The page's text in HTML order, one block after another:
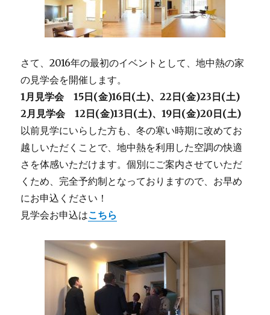
さて、2016年の最初のイベントとして、地中熱の家
の見学会を開催します。
1月見学会 15日(金)16日(土)、22日(金)23日(土)
2月見学会 12日(金)13日(土)、19日(金)20日(土)
以前見学にいらした方も、冬の寒い時期に改めてお
越しいただくことで、地中熱を利用した空調の快適
さを体感いただけます。個別にご案内させていただ
くため、完全予約制となっておりますので、お早め
にお申込ください！
見学会お申込はこちら